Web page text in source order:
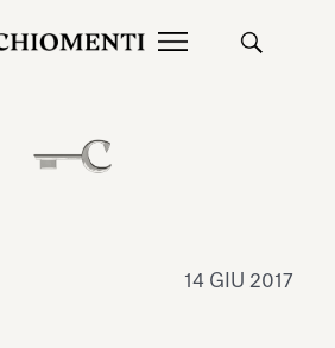
27 LUG 2026
14 GIU 2017